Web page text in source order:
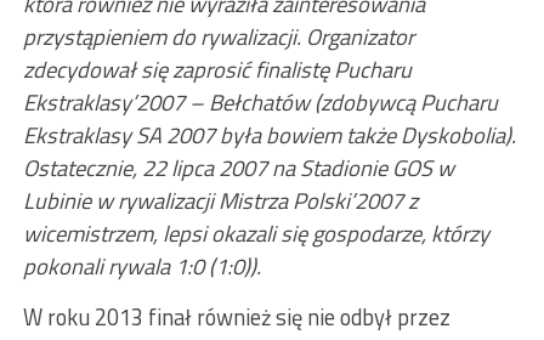
przystąpieniem do rywalizacji. Organizator
zdecydował się zaprosić finalistę Pucharu
Ekstraklasy’2007 – Bełchatów (zdobywcą Pucharu
Ekstraklasy SA 2007 była bowiem także Dyskobolia).
Ostatecznie, 22 lipca 2007 na Stadionie GOS w
Lubinie w rywalizacji Mistrza Polski’2007 z
wicemistrzem, lepsi okazali się gospodarze, którzy
pokonali rywala 1:0 (1:0)).
W roku 2013 finał również się nie odbył przez